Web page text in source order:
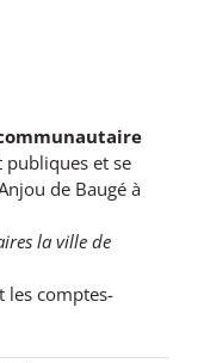
publiques et se
de Baugé à
la ville de
les comptes-